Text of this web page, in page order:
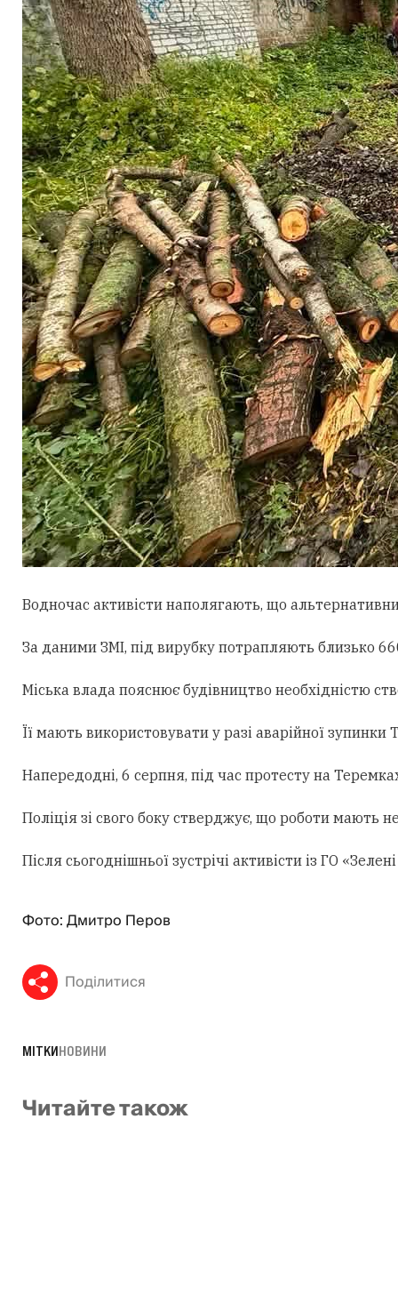
Водночас активісти наполягають, що
За даними ЗМІ, під вирубку потрапляють близько
Міська влада пояснює будівництво необхідністю
Її мають використовувати у разі аварійної
Напередодні, 6 серпня, під час протесту на
Поліція зі свого боку стверджує, що роботи мають
Після сьогоднішньої зустрічі активісти із ГО
Фото: Дмитро Перов
Поділитися
МІТКИНОВИНИ
Читайте також